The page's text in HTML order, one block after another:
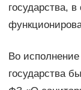
государства,
Во исполнение
государства